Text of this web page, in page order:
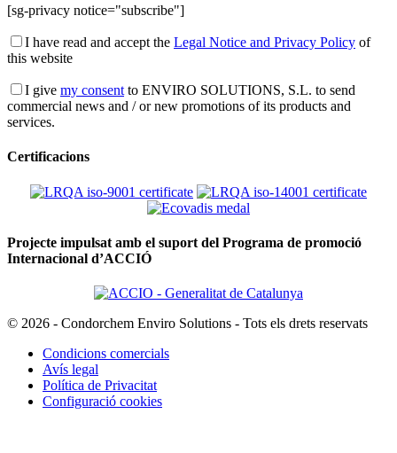
[sg-privacy notice="subscribe"]
I have read and accept the Legal Notice and Privacy Policy of
this website
I give my consent to ENVIRO SOLUTIONS, S.L. to send
commercial news and / or new promotions of its products and
services.
Certificacions
Projecte impulsat amb el suport del Programa de promoció
Internacional d’ACCIÓ
© 2026 - Condorchem Enviro Solutions - Tots els drets reservats
Condicions comercials
Avís legal
Política de Privacitat
Configuració cookies